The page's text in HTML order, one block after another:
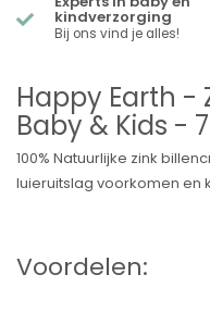
kindverzorging
Bij ons vind je alles!
Happy Earth -
Baby & Kids -
100% Natuurlijke zink
luieruitslag voorkomen en
Voordelen: